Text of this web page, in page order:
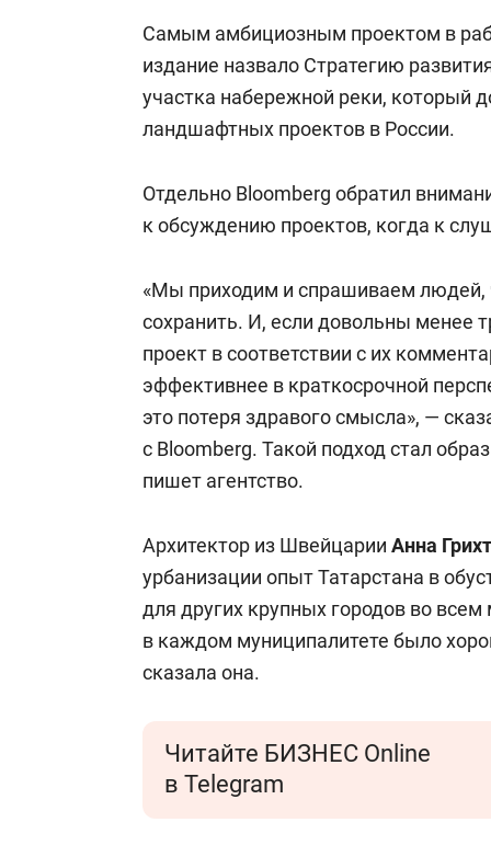
Самым амбициозным проектом в
издание назвало Стратегию
участка набережной реки, который
ландшафтных проектов в России.
Отдельно Bloomberg обратил
к обсуждению проектов, когда к
«Мы приходим и спрашиваем людей,
сохранить. И, если довольны менее
проект в соответствии с их
эффективнее в краткосрочной
это потеря здравого смысла», —
с Bloomberg. Такой подход стал
пишет агентство.
Архитектор из Швейцарии Анна
урбанизации опыт Татарстана в
для других крупных городов во
в каждом муниципалитете было
сказала она.
Читайте БИЗНЕС Online
в Telegram